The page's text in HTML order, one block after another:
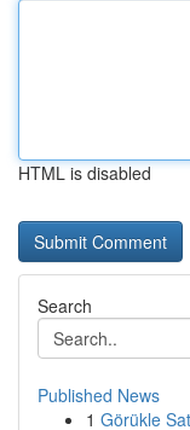
HTML is disabled
Search
Published News
1 Görükle